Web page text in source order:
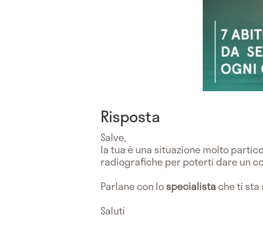
Risposta
Salve,
la tua è una situazione molto
radiografiche per poterti dare un
Parlane con lospecialistache ti sta
Saluti